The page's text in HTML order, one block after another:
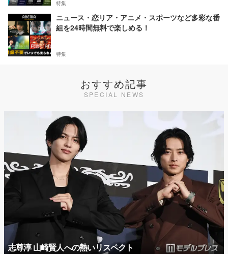
特集
ニュース・恋リア・アニメ・スポーツなど多彩な番
組を24時間無料で楽しめる！
特集
おすすめ記事
SPECIAL NEWS
志尊淳 山崎賢人への熱いリスペクト